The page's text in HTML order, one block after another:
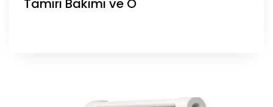
Tamiri Bakımı ve O